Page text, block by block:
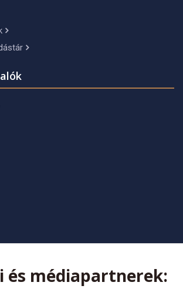
és médiapartnerek: